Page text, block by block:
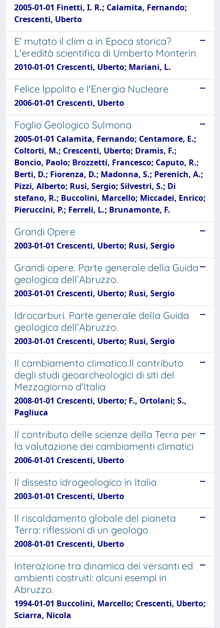
2005-01-01 Finetti, I. R.; Calamita, Fernando;
Crescenti, Uberto
E' mutato il clim a in Epoca storica?
L'eredità scientifica di Umberto Monterin
2010-01-01 Crescenti, Uberto; Mariani, L.
Felice Ippolito e l'Energia Nucleare
2006-01-01 Crescenti, Uberto
Foglio Geologico Sulmona
2005-01-01 Calamita, Fernando; Centamore, E.;
Coltorti, M.; Crescenti, Uberto; Dramis, F.;
Boncio, Paolo; Brozzetti, Francesco; Caputo, R.;
Berti, D.; Fiorenza, D.; Madonna, S.; Perenich, A.;
Pizzi, Alberto; Rusi, Sergio; Silvestri, S.; Di
stefano, R.; Buccolini, Marcello; Miccadei, Enrico;
Pieruccini, P.; Ferreli, L.; Brunamonte, F.
Grandi Opere
2003-01-01 Crescenti, Uberto; Rusi, Sergio
Grandi opere. Parte generale della Guida
geologica dell’Abruzzo.
2003-01-01 Crescenti, Uberto; Rusi, Sergio
Idrocarburi. Parte generale della Guida
geologica dell’Abruzzo.
2003-01-01 Crescenti, Uberto; Rusi, Sergio
Il cambiamento climatico.Il contributo
degli studi geoarcheologici di siti del
Mezzogiorno d'Italia
2008-01-01 Crescenti, Uberto; F., Ortolani; S.,
Pagliuca
Il contributo delle scienze della Terra per
la valutazione dei cambiamenti climatici
2006-01-01 Crescenti, Uberto
Il dissesto idrogeologico in Italia
2003-01-01 Crescenti, Uberto
Il riscaldamento globale del pianeta
Terra: riflessioni di un geologo
2008-01-01 Crescenti, Uberto
Interazione tra dinamica dei versanti ed
ambienti costruiti: alcuni esempi in
Abruzzo.
1994-01-01 Buccolini, Marcello; Crescenti, Uberto;
Sciarra, Nicola